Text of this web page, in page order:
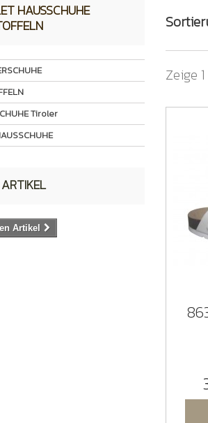
HAUSSCHUHE
Tiroler
Artikel
Zeige